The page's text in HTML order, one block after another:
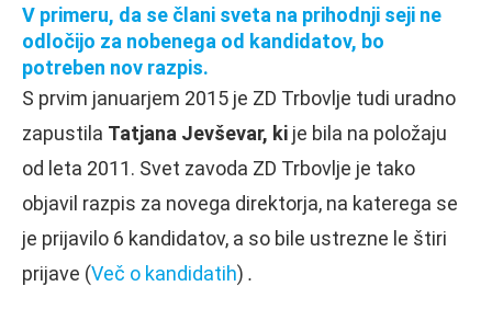
V primeru, da se člani sveta na prihodnji seji ne
odločijo za nobenega od kandidatov, bo
potreben nov razpis.
S prvim januarjem 2015 je ZD Trbovlje tudi uradno
zapustila Tatjana Jevševar, ki je bila na položaju
od leta 2011. Svet zavoda ZD Trbovlje je tako
objavil razpis za novega direktorja, na katerega se
je prijavilo 6 kandidatov, a so bile ustrezne le štiri
prijave (Več o kandidatih) .